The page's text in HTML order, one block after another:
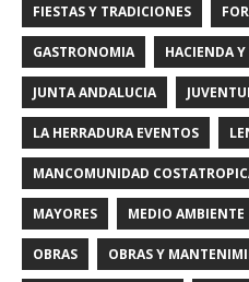
FIESTAS Y TRADICIONES
GASTRONOMIA HACIENDA
JUNTA ANDALUCIA
LA HERRADURA EVENTOS
MANCOMUNIDAD
MAYORES MEDIO AMBIENTE
OBRAS OBRAS Y